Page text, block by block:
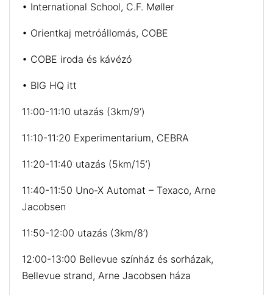
• International School, C.F. Møller
• Orientkaj metróállomás, COBE
• COBE iroda és kávézó
• BIG HQ itt
11:00-11:10 utazás (3km/9’)
11:10-11:20 Experimentarium, CEBRA
11:20-11:40 utazás (5km/15’)
11:40-11:50 Uno-X Automat – Texaco, Arne
Jacobsen
11:50-12:00 utazás (3km/8’)
12:00-13:00 Bellevue színház és sorházak,
Bellevue strand, Arne Jacobsen háza